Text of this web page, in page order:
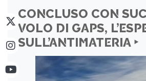
CONCLUSO CON
VOLO DI GAPS,
SULL’ANTIMATERIA ‣